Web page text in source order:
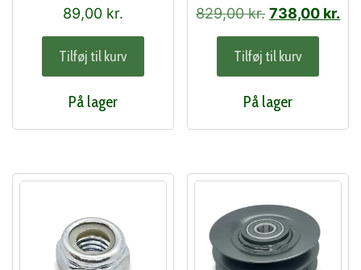
89,00 kr.
Tilføj til kurv
På lager
01)
829,00kr. Den
oprindelige
pris
var:
829,00 kr..
738,00 kr.
Tilføj til kurv
På lager